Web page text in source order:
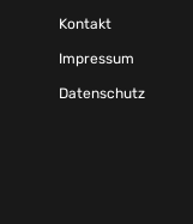
Kontakt
Impressum
Datenschutz